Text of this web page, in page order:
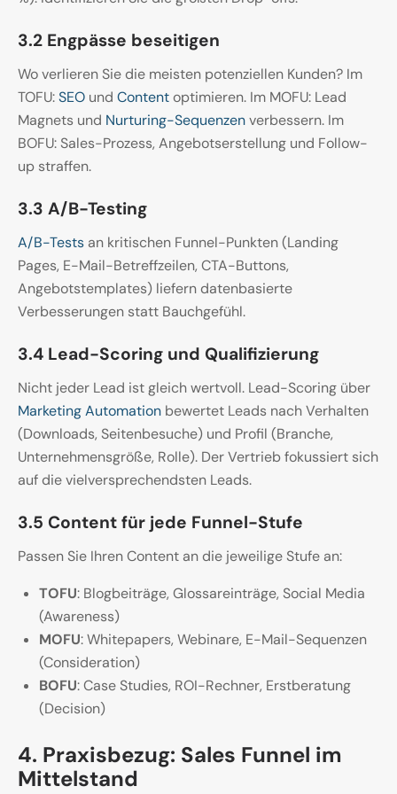
3.2 Engpässe beseitigen
Wo verlieren Sie die meisten potenziellen Kunden? Im
TOFU:SEO und Contentoptimieren. Im MOFU: Lead
Magnets und Nurturing-Sequenzenverbessern. Im
BOFU: Sales-Prozess, Angebotserstellung und Follow-
up straffen.
3.3 A/B-Testing
A/B-Tests an kritischen Funnel-Punkten (Landing
Pages, E-Mail-Betreffzeilen, CTA-Buttons,
Angebotstemplates) liefern datenbasierte
Verbesserungen statt Bauchgefühl.
3.4 Lead-Scoring und Qualifizierung
Nicht jeder Lead ist gleich wertvoll. Lead-Scoring über
Marketing Automation bewertet Leads nach Verhalten
(Downloads, Seitenbesuche) und Profil (Branche,
Unternehmensgröße, Rolle). Der Vertrieb fokussiert sich
auf die vielversprechendsten Leads.
3.5 Content für jede Funnel-Stufe
Passen Sie Ihren Content an die jeweilige Stufe an:
TOFU: Blogbeiträge, Glossareinträge, Social Media
(Awareness)
MOFU: Whitepapers, Webinare, E-Mail-Sequenzen
(Consideration)
BOFU: Case Studies, ROI-Rechner, Erstberatung
(Decision)
4. Praxisbezug: Sales Funnel im
Mittelstand